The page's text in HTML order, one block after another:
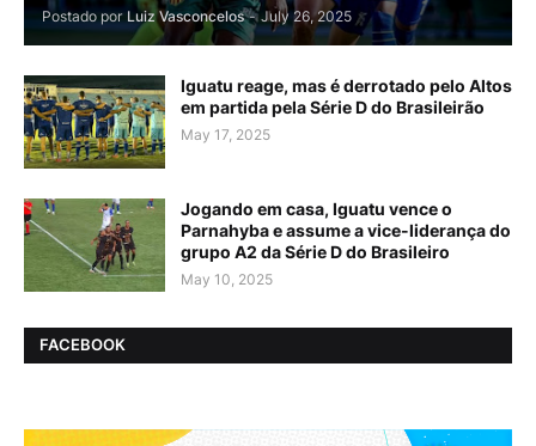
Postado por Luiz Vasconcelos - July 26, 2025
Iguatu reage, mas é derrotado pelo Altos
em partida pela Série D do Brasileirão
May 17, 2025
Jogando em casa, Iguatu vence o
Parnahyba e assume a vice-liderança do
grupo A2 da Série D do Brasileiro
May 10, 2025
FACEBOOK